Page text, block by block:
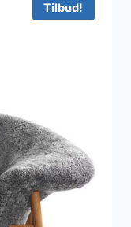
Tilbud!